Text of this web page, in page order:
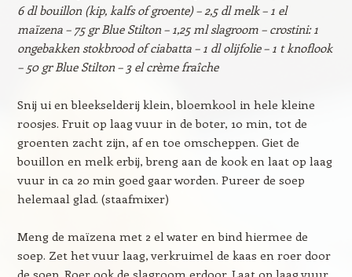
6 dl bouillon (kip, kalfs of groente) – 2,5 dl melk – 1 el
maïzena – 75 gr Blue Stilton – 1,25 ml slagroom – crostini: 1
ongebakken stokbrood of ciabatta – 1 dl olijfolie – 1 t knoflook
– 50 gr Blue Stilton – 3 el crème fraîche
Snij ui en bleekselderij klein, bloemkool in hele kleine
roosjes. Fruit op laag vuur in de boter, 10 min, tot de
groenten zacht zijn, af en toe omscheppen. Giet de
bouillon en melk erbij, breng aan de kook en laat op laag
vuur in ca 20 min goed gaar worden. Pureer de soep
helemaal glad. (staafmixer)
Meng de maïzena met 2 el water en bind hiermee de
soep. Zet het vuur laag, verkruimel de kaas en roer door
de soep. Roer ook de slagroom erdoor. Laat op laag vuur